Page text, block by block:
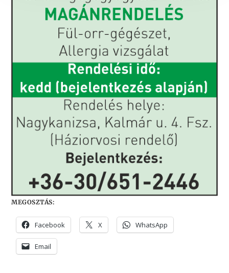
MEGOSZTÁS:
Facebook X WhatsApp
Email